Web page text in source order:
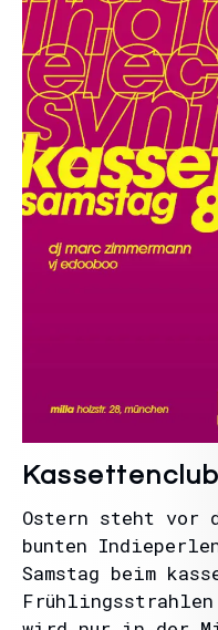
Ostern steht vor
bunten
Samstag beim
Frühlingsstrahlen